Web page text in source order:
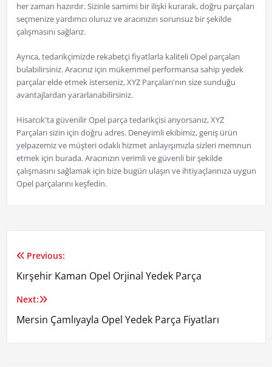
her zaman hazırdır. Sizinle samimi bir ilişki kurarak, doğru parçaları
seçmenize yardımcı oluruz ve aracınızın sorunsuz bir şekilde
çalışmasını sağlarız.
Ayrıca, tedarikçimizde rekabetçi fiyatlarla kaliteli Opel parçaları
bulabilirsiniz. Aracınız için mükemmel performansa sahip yedek
parçalar elde etmek isterseniz, XYZ Parçaları'nın size sunduğu
avantajlardan yararlanabilirsiniz.
Hisarcık'ta güvenilir Opel parça tedarikçisi arıyorsanız, XYZ
Parçaları sizin için doğru adres. Deneyimli ekibimiz, geniş ürün
yelpazemiz ve müşteri odaklı hizmet anlayışımızla sizleri memnun
etmek için burada. Aracınızın verimli ve güvenli bir şekilde
çalışmasını sağlamak için bize bugün ulaşın ve ihtiyaçlarınıza uygun
Opel parçalarını keşfedin.
Yazı
gezinmesi
Previous:
Kırşehir Kaman Opel Orjinal Yedek Parça
Next:
Mersin Çamlıyayla Opel Yedek Parça Fiyatları